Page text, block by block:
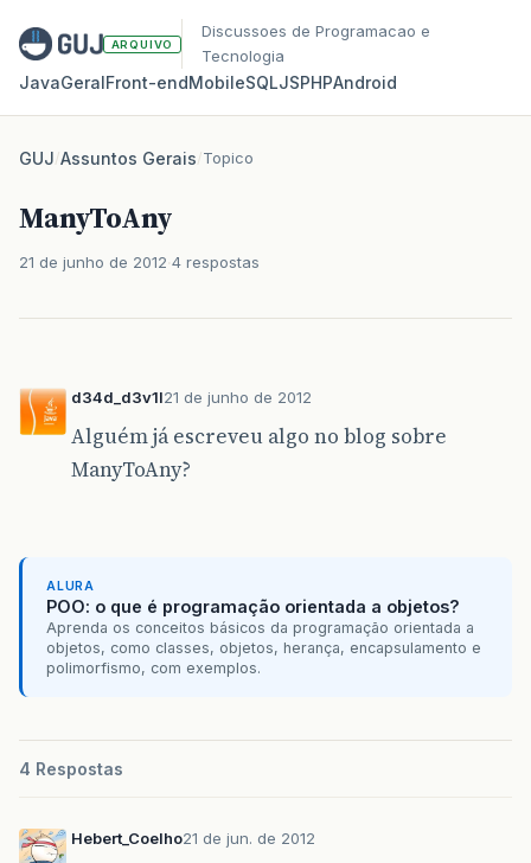
ARQUIVO
Discussoes de Programacao e
Tecnologia
JavaGeralFront‑endMobileSQLJSPHPAndroid
GUJ/Assuntos Gerais/Topico
ManyToAny
21 de junho de 2012 4 respostas
d34d_d3v1l21 de junho de 2012
Alguém já escreveu algo no blog sobre
ManyToAny?
ALURA
POO: o que é programação orientada a objetos?
Aprenda os conceitos básicos da programação orientada a
objetos, como classes, objetos, herança, encapsulamento e
polimorfismo, com exemplos.
4 Respostas
Hebert_Coelho21 de jun. de 2012